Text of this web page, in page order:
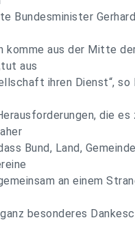
Bundesminister
komme aus der Mitte
aus
ihren Dienst“, so
die es
Bund, Land,
an einem
besonderes